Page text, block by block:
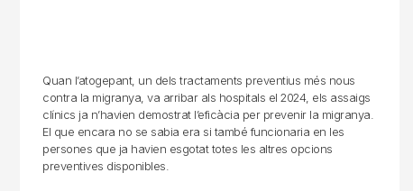
Quan l’atogepant, un dels tractaments preventius més nous
contra la migranya, va arribar als hospitals el 2024, els assaigs
clínics ja n’havien demostrat l’eficàcia per prevenir la migranya.
El que encara no se sabia era si també funcionaria en les
persones que ja havien esgotat totes les altres opcions
preventives disponibles.